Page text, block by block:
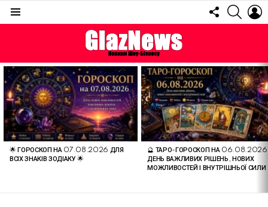
FOLLOW
US
ОСТАННІ
СТАТТІ
🌟 ГОРОСКОП НА 07.08.2026 ДЛЯ
ВСІХ ЗНАКІВ ЗОДІАКУ 🌟
🔮 ТАРО-ГОРОСКОП НА
ДЕНЬ ВАЖЛИВИХ РІШЕНЬ, НОВИХ
МОЖЛИВОСТЕЙ І ВНУТРІШНЬОЇ СИЛИ